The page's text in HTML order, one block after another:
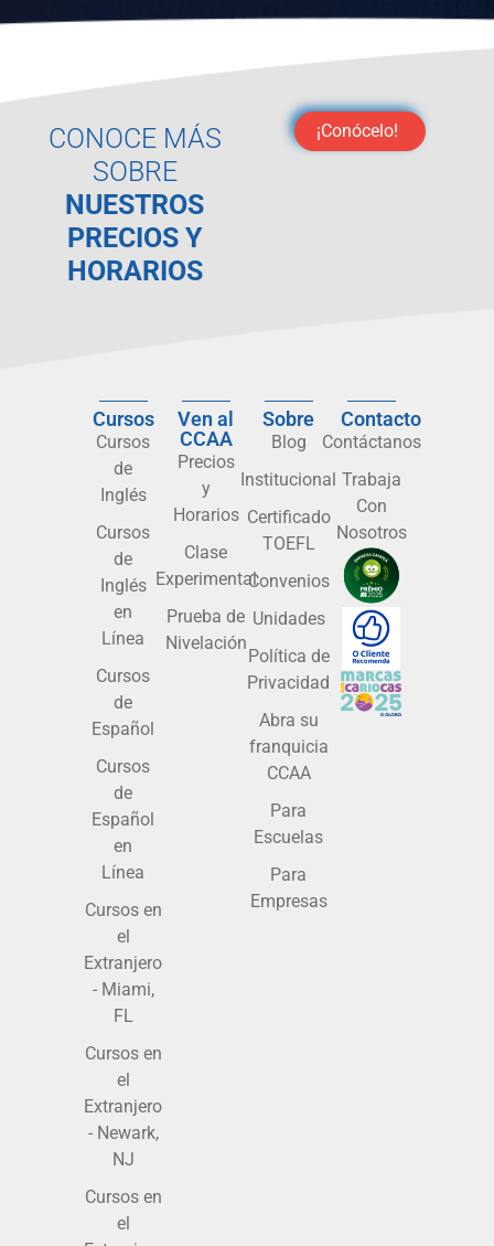
CONOCE MÁS
SOBRE
NUESTROS
PRECIOS Y
HORARIOS
¡Conócelo!
Cursos
Cursos
de
Inglés
Cursos
de
Inglés
en
Línea
Cursos
de
Español
Cursos
de
Español
en
Línea
Cursos en
el
Extranjero
- Miami,
FL
Cursos en
el
Extranjero
- Newark,
NJ
Cursos en
el
Ven al
CCAA
Precios
y
Horarios
Clase
Experimental
Prueba de
Nivelación
Sobre
Blog
Institucional
Certificado
TOEFL
Convenios
Unidades
Política de
Privacidad
Abra su
franquicia
CCAA
Para
Escuelas
Para
Empresas
Contacto
Contáctanos
Trabaja
Con
Nosotros